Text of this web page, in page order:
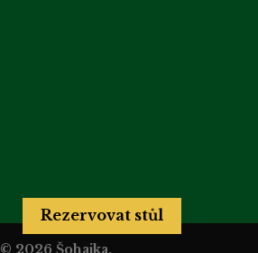
© 2026 Šohajka.
Rezervovat stůl